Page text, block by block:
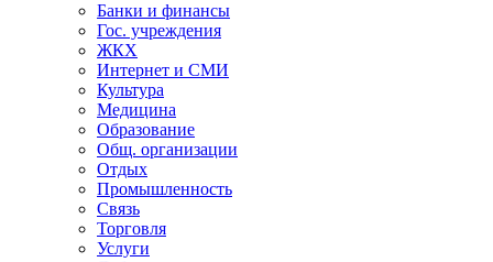
Банки и финансы
Гос. учреждения
ЖКХ
Интернет и СМИ
Культура
Медицина
Образование
Общ. организации
Отдых
Промышленность
Связь
Торговля
Услуги